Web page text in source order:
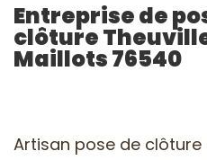
Entreprise de
clôture
Maillots 76540
Artisan pose de clôture